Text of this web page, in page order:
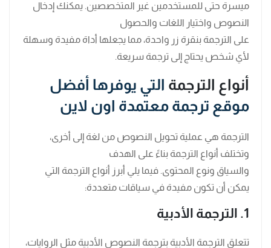
ميسرة حتى للمستخدمين غير المتخصصين. يمكنك إدخال
النصوص واختيار اللغات والحصول
على الترجمة بنقرة زر واحدة، مما يجعلها أداة مفيدة وسهلة
لأي شخص يحتاج إلى ترجمة سريعة.
أنواع الترجمة التي يوفرها أفضل
موقع ترجمة معتمدة اون لاين
الترجمة هي عملية تحويل النصوص من لغة إلى أخرى،
وتختلف أنواع الترجمة بناءً على الهدف
والسياق ونوع المحتوى. فيما يلي أبرز أنواع الترجمة التي
يمكن أن تكون مفيدة في سياقات متعددة:
1. الترجمة الأدبية
تتعلق الترجمة الأدبية بترجمة النصوص الأدبية مثل الروايات،